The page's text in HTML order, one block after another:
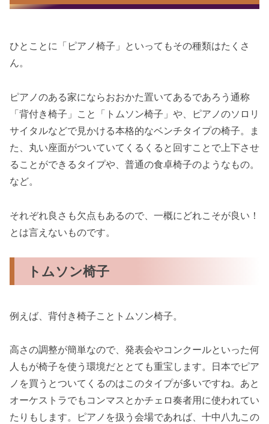
ひとことに「ピアノ椅子」といってもその種類はたくさ
ん。
ピアノのある家にならおおかた置いてあるであろう通称
「背付き椅子」こと「トムソン椅子」や、ピアノのソロリ
サイタルなどで見かける本格的なベンチタイプの椅子。ま
た、丸い座面がついていてくるくると回すことで上下させ
ることができるタイプや、普通の食卓椅子のようなもの。
など。
それぞれ良さも欠点もあるので、一概にどれこそが良い！
とは言えないものです。
トムソン椅子
例えば、背付き椅子ことトムソン椅子。
高さの調整が簡単なので、発表会やコンクールといった何
人もが椅子を使う環境だととても重宝します。日本でピア
ノを買うとついてくるのはこのタイプが多いですね。あと
オーケストラでもコンマスとかチェロ奏者用に使われてい
たりもします。ピアノを扱う会場であれば、十中八九この